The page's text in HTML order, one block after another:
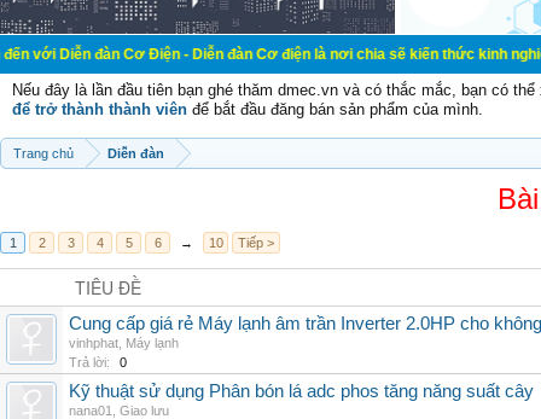
đàn Cơ Điện - Diễn đàn Cơ điện là nơi chia sẽ kiến thức kinh nghiệm
Nếu đây là lần đầu tiên bạn ghé thăm dmec.vn và có thắc mắc, bạn có
để trở thành thành viên để bắt đầu đăng bán sản phẩm của mình.
Trang chủ Diễn đàn
1 2 3 4 5 6 → 10 Tiếp >
TIÊU ĐỀ
Cung cấp giá rẻ Máy lạnh âm trần Inverter 2.0HP cho
vinhphat Máy lạnh
Trả lời:
0
Kỹ thuật sử dụng Phân bón lá adc phos tăng năng suất cây
nana01
Giao lưu